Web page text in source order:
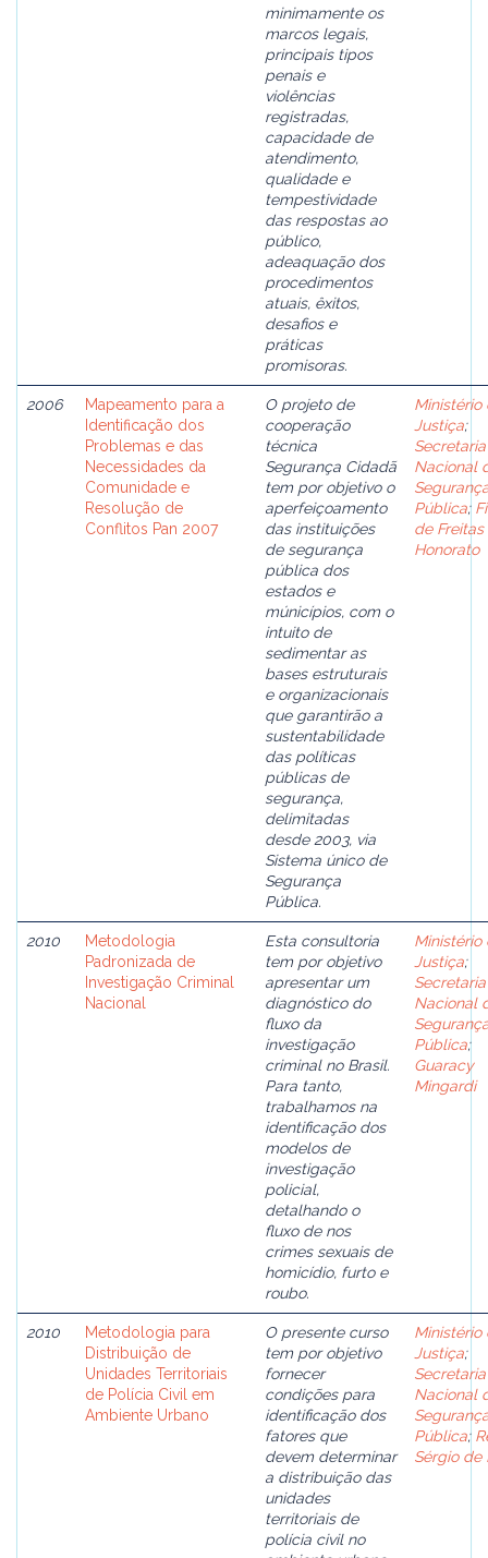
minimamente os
marcos legais,
principais tipos
penais e
violências
registradas,
capacidade de
atendimento,
qualidade e
tempestividade
das respostas ao
público,
adeaquação dos
procedimentos
atuais, êxitos,
desafios e
práticas
promisoras.
2006
Mapeamento para a
Identificação dos
Problemas e das
Necessidades da
Comunidade e
Resolução de
Conflitos Pan 2007
O projeto de
cooperação
técnica
Segurança Cidadã
tem por objetivo o
aperfeiçoamento
das instituições
de segurança
pública dos
estados e
múnicípios, com o
intuito de
sedimentar as
bases estruturais
e organizacionais
que garantirão a
sustentabilidade
das políticas
públicas de
segurança,
delimitadas
desde 2003, via
Sistema único de
Segurança
Pública.
Ministério
Justiça;
Secretaria
Nacional
Pública;
de Freitas
Honorato
2010
Metodologia
Padronizada de
Investigação Criminal
Nacional
Esta consultoria
tem por objetivo
apresentar um
diagnóstico do
fluxo da
investigação
criminal no Brasil.
Para tanto,
trabalhamos na
identificação dos
modelos de
investigação
policial,
detalhando o
fluxo de nos
crimes sexuais de
homicídio, furto e
roubo.
Ministério
Justiça;
Secretaria
Nacional
Pública;
Guaracy
Mingardi
2010
Metodologia para
Distribuição de
Unidades Territoriais
de Polícia Civil em
Ambiente Urbano
O presente curso
tem por objetivo
fornecer
condições para
identificação dos
fatores que
devem determinar
a distribuição das
unidades
territoriais de
polícia civil no
Ministério
Justiça;
Secretaria
Nacional
Pública;
Sérgio de